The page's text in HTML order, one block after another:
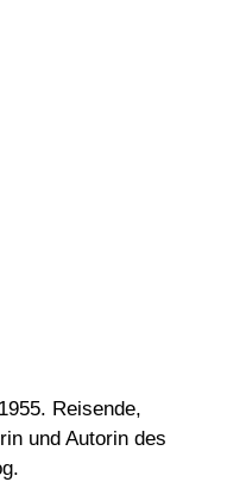
Reisende,
und Autorin des